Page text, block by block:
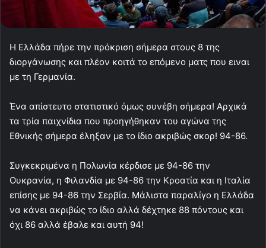
Η Ελλάδα πήρε την πρόκριση σήμερα στους 8 της
διοργάνωσης και πλέον κοιτά το επόμενο ματς που ειναι
με τη Γερμανία.
Ένα απίστευτο στατιστικό όμως συνέβη σήμερα! Αρχικά
τα τρία παιχνίδια που προηγήθηκαν του αγώνα της
Εθνικής σήμερα έληξαν με το ίδιο ακριβώς σκορ! 94-86.
Συγκεκριμένα η Πολωνία κέρδισε με 94-86 την
Ουκρανία, η Φιλανδία με 94-86 την Κροατία και η Ιταλία
επίσης με 94-86 την Σερβία. Μάλιστα παραλίγο η Ελλάδα
να κάνει ακριβώς το ίδιο αλλά δέχτηκε 88 πόντους και
όχι 86 αλλά έβαλε και αυτή 94!